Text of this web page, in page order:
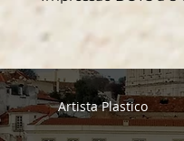
Artista Plastico